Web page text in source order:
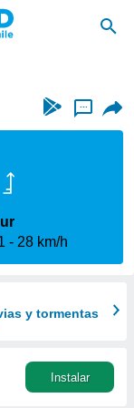
...
28 km/h
y tormentas
Instalar